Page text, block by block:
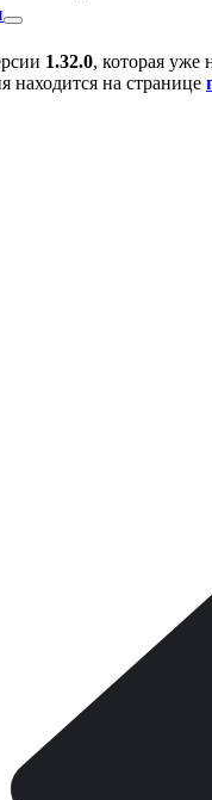
1.32.0, которая уже
находится на странице